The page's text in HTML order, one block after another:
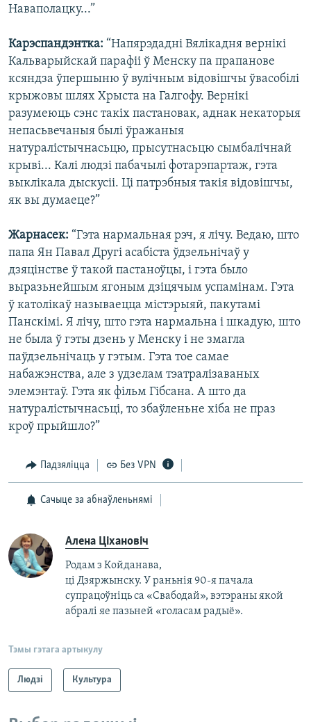
Наваполацку...”
Карэспандэнтка: “Напярэдадні Вялікадня вернікі
Кальварыйскай парафіі ў Менску па прапанове
ксяндза ўпершыню ў вулічным відовішчы ўвасобілі
крыжовы шлях Хрыста на Галгофу. Вернікі
разумеюць сэнс такіх пастановак, аднак некаторыя
непасьвечаныя былі ўражаныя
натуралістычнасьцю, прысутнасьцю сымбалічнай
крыві... Калі людзі пабачылі фотарэпартаж, гэта
выклікала дыскусіі. Ці патрэбныя такія відовішчы,
як вы думаеце?”
Жарнасек: “Гэта нармальная рэч, я лічу. Ведаю, што
папа Ян Павал Другі асабіста ўдзельнічаў у
дзяцінстве ў такой пастаноўцы, і гэта было
выразьнейшым ягоным дзіцячым успамінам. Гэта
ў католікаў называецца містэрыяй, пакутамі
Панскімі. Я лічу, што гэта нармальна і шкадую, што
не была ў гэты дзень у Менску і не змагла
паўдзельнічаць у гэтым. Гэта тое самае
набажэнства, але з удзелам тэатралізаваных
элемэнтаў. Гэта як фільм Гібсана. А што да
натуралістычнасьці, то збаўленьне хіба не праз
кроў прыйшло?”
Падзяліцца Без VPN
Сачыце за абнаўленьнямі
Алена Ціхановіч
Родам з Койданава,
ці Дзяржынску. У раньнія90-япачала
супрацоўніць са «Свабодай», вэтэраны якой
абралі яе пазьней «голасам радыё».
Тэмы гэтага артыкулу
Людзі Культура